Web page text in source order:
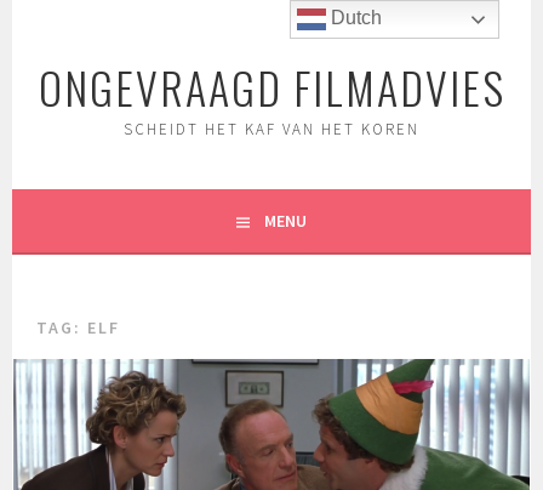
inhoudONGEVRAAGD FILMADVIES
SCHEIDT HET KAF VAN HET KOREN
MENU
TAG: ELF
Dutch